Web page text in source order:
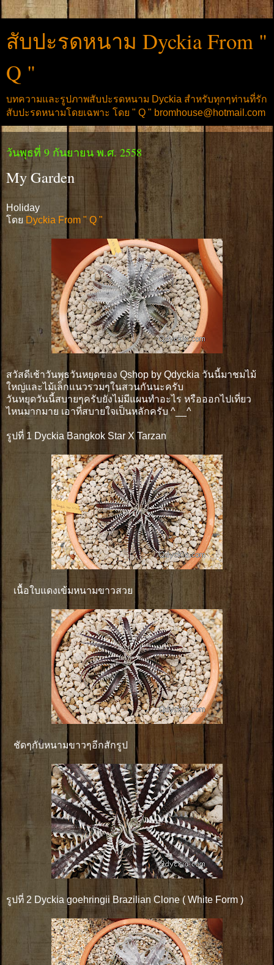
สับปะรดหนาม Dyckia From "
Q "
บทความและรูปภาพสับปะรดหนาม Dyckia สำหรับทุกๆท่านที่รัก
สับปะรดหนามโดยเฉพาะ โดย " Q " bromhouse@hotmail.com
วันพุธที่ 9 กันยายน พ.ศ. 2558
My Garden
Holiday
โดย Dyckia From " Q "
สวัสดีเช้าวันพุธวันหยุดของ Qshop by Qdyckia วันนี้มาชมไม้
ใหญ่และไม้เล็กแนวรวมๆในสวนกันนะครับ
วันหยุดวันนี้สบายๆครับยังไม่มีแผนทำอะไร หรือออกไปเที่ยว
ไหนมากมาย เอาที่สบายใจเป็นหลักครับ ^__^
รูปที่ 1 Dyckia Bangkok Star X Tarzan
เนื้อใบแดงเข้มหนามขาวสวย
ชัดๆกับหนามขาวๆอีกสักรูป
รูปที่ 2 Dyckia goehringii Brazilian Clone ( White Form )